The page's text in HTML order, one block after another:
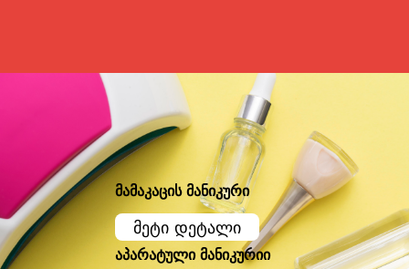
მამაკაცის მანიკური
მეტი დეტალი
აპარატული მანიკურიი